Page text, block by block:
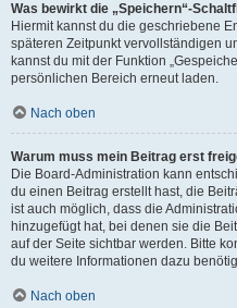
Was bewirkt die „Speichern“-
Hiermit kannst du die geschriebene
späteren Zeitpunkt vervollständigen
kannst du mit der Funktion
persönlichen Bereich erneut laden.
Nach oben
Warum muss mein Beitrag erst
Die Board-Administration kann
du einen Beitrag erstellt hast, die
ist auch möglich, dass die
hinzugefügt hat, bei denen sie die
auf der Seite sichtbar werden. Bitte
du weitere Informationen dazu
Nach oben